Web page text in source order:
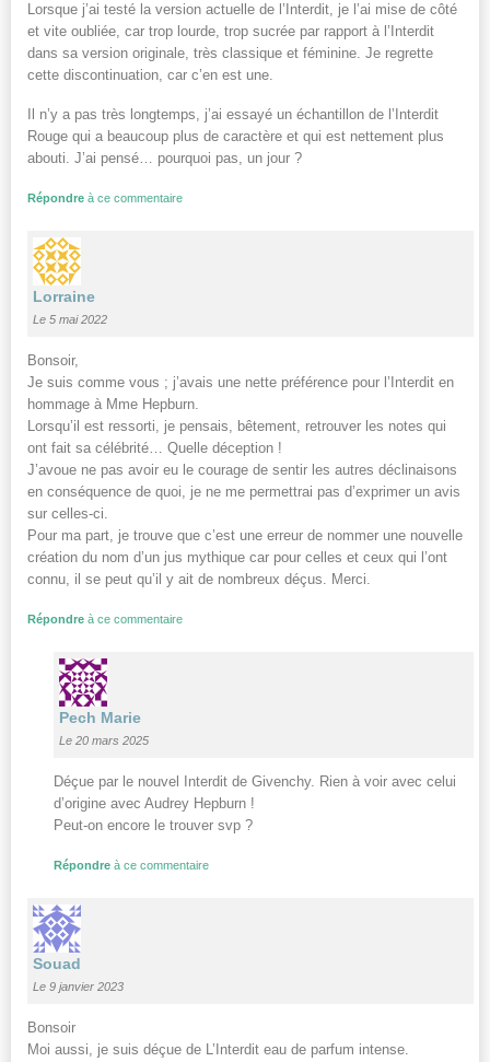
Lorsque j’ai testé la version actuelle de l’Interdit, je l’ai mise de côté
et vite oubliée, car trop lourde, trop sucrée par rapport à l’Interdit
dans sa version originale, très classique et féminine. Je regrette
cette discontinuation, car c’en est une.
Il n’y a pas très longtemps, j’ai essayé un échantillon de l’Interdit
Rouge qui a beaucoup plus de caractère et qui est nettement plus
abouti. J’ai pensé… pourquoi pas, un jour ?
Répondre à ce commentaire
Lorraine
Le 5 mai 2022
Bonsoir,
Je suis comme vous ; j’avais une nette préférence pour l’Interdit en
hommage à Mme Hepburn.
Lorsqu’il est ressorti, je pensais, bêtement, retrouver les notes qui
ont fait sa célébrité… Quelle déception !
J’avoue ne pas avoir eu le courage de sentir les autres déclinaisons
en conséquence de quoi, je ne me permettrai pas d’exprimer un avis
sur celles-ci.
Pour ma part, je trouve que c’est une erreur de nommer une nouvelle
création du nom d’un jus mythique car pour celles et ceux qui l’ont
connu, il se peut qu’il y ait de nombreux déçus. Merci.
Répondre à ce commentaire
Pech Marie
Le 20 mars 2025
Déçue par le nouvel Interdit de Givenchy. Rien à voir avec celui
d’origine avec Audrey Hepburn !
Peut-on encore le trouver svp ?
Répondre à ce commentaire
Souad
Le 9 janvier 2023
Bonsoir
Moi aussi, je suis déçue de L’Interdit eau de parfum intense.